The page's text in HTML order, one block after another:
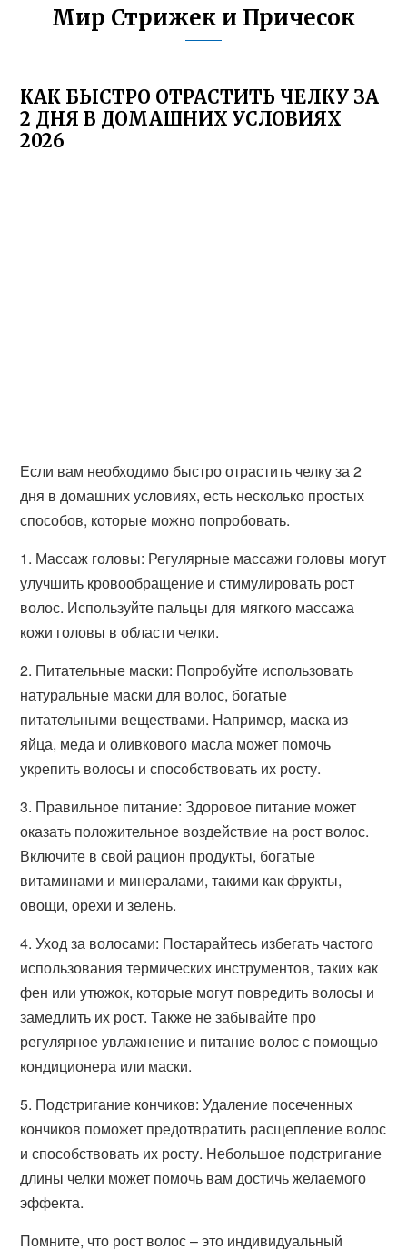
Мир Стрижек и Причесок
КАК БЫСТРО ОТРАСТИТЬ ЧЕЛКУ ЗА
2 ДНЯ В ДОМАШНИХ УСЛОВИЯХ
2026
Если вам необходимо быстро отрастить челку за 2
дня в домашних условиях, есть несколько простых
способов, которые можно попробовать.
1. Массаж головы: Регулярные массажи головы могут
улучшить кровообращение и стимулировать рост
волос. Используйте пальцы для мягкого массажа
кожи головы в области челки.
2. Питательные маски: Попробуйте использовать
натуральные маски для волос, богатые
питательными веществами. Например, маска из
яйца, меда и оливкового масла может помочь
укрепить волосы и способствовать их росту.
3. Правильное питание: Здоровое питание может
оказать положительное воздействие на рост волос.
Включите в свой рацион продукты, богатые
витаминами и минералами, такими как фрукты,
овощи, орехи и зелень.
4. Уход за волосами: Постарайтесь избегать частого
использования термических инструментов, таких как
фен или утюжок, которые могут повредить волосы и
замедлить их рост. Также не забывайте про
регулярное увлажнение и питание волос с помощью
кондиционера или маски.
5. Подстригание кончиков: Удаление посеченных
кончиков поможет предотвратить расщепление волос
и способствовать их росту. Небольшое подстригание
длины челки может помочь вам достичь желаемого
эффекта.
Помните, что рост волос – это индивидуальный